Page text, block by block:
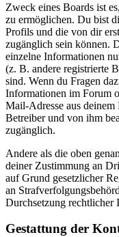
Zweck eines Boards ist
zu ermöglichen. Du bist
Profils und die von dir
zugänglich sein können.
einzelne Informationen
(z. B. andere registrierte
sind. Wenn du Fragen
Informationen im Forum
Mail-Adresse aus
Betreiber und von ihm
zugänglich.
Andere als die oben
deiner Zustimmung an
auf Grund gesetzlicher
an
Durchsetzung rechtlicher
Gestattung der